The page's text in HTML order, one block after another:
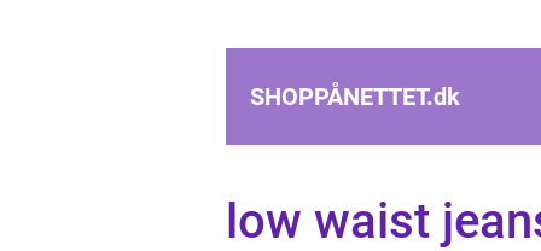
SHOPPÅNETTET.dk
low waist